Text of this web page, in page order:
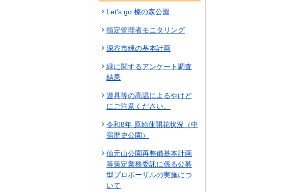
Let's go 榛の森公園
指定管理者モニタリング
深谷市緑の基本計画
緑に関するアンケート調査
結果
遊具等の高温によるやけど
にご注意ください。
令和8年 原始蓮開花状況（中
宿歴史公園）
仙元山公園再整備基本計画
等策定業務委託に係る公募
型プロポーザルの実施につ
いて